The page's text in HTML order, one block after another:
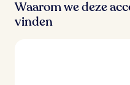
Waarom we deze
vinden